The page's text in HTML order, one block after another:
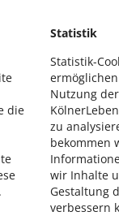
die
Statistik
Statistik-
Nutzung der
zu
bekommen
wir Inhalte
Gestaltung
verbessern
geschlossen.
ab 12 Uhr.
der
Kölsch auch